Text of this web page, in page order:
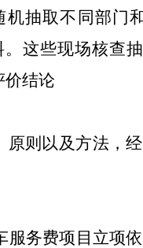
机抽取不同部门
这些现场核查
价结论
原则以及方法，
服务费项目立项